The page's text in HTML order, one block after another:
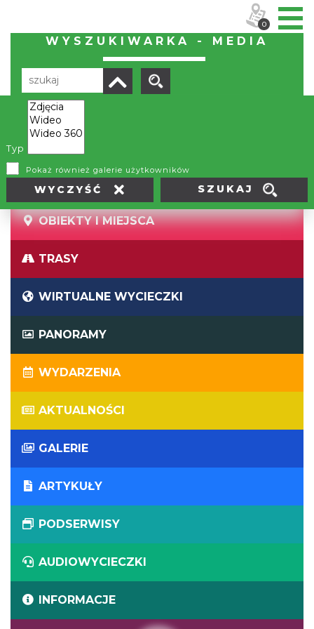
WYSZUKIWARKA - MEDIA
Typ
Pokaż również galerie użytkowników
WYCZYŚĆ SZUKAJ
Brak wyników
OBIEKTY I MIEJSCA
TRASY
WIRTUALNE WYCIECZKI
PANORAMY
WYDARZENIA
AKTUALNOŚCI
GALERIE
ARTYKUŁY
PODSERWISY
AUDIOWYCIECZKI
INFORMACJE
0